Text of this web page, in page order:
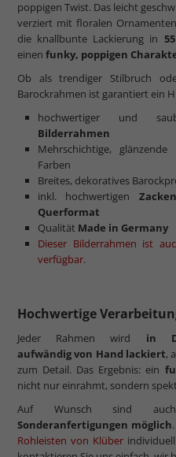
poppigen Twist. Das leicht
verziert mit floralen
die knallbunte Lackierung in
einen funky, poppigen
Ob als trendiger Stilbruch
Barockrahmen ist garantiert ein
hochwertiger und
Bilderrahmen
Mehrschichtige,
Farben
Breites, dekoratives
inkl. hochwertigen
Querformat
Qualität Made in Germany
Dieser Bilderrahmen ist
verfügbar.
Hochwertige
Jeder Rahmen wird in
aufwändig von Hand lackiert,
zum Detail. Das Ergebnis: ein
nicht nur einrahmt, sondern
Auf Wunsch sind
Sonderanfertigungen möglich
Rohleisten von Klüber